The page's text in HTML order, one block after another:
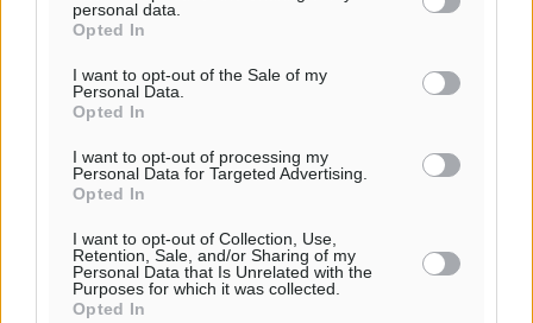
personal data.
Opted In
I want to opt-out of the Sale of my
Personal Data.
Opted In
I want to opt-out of processing my
Personal Data for Targeted Advertising.
Opted In
I want to opt-out of Collection, Use,
Retention, Sale, and/or Sharing of my
Personal Data that Is Unrelated with the
Purposes for which it was collected.
Opted In